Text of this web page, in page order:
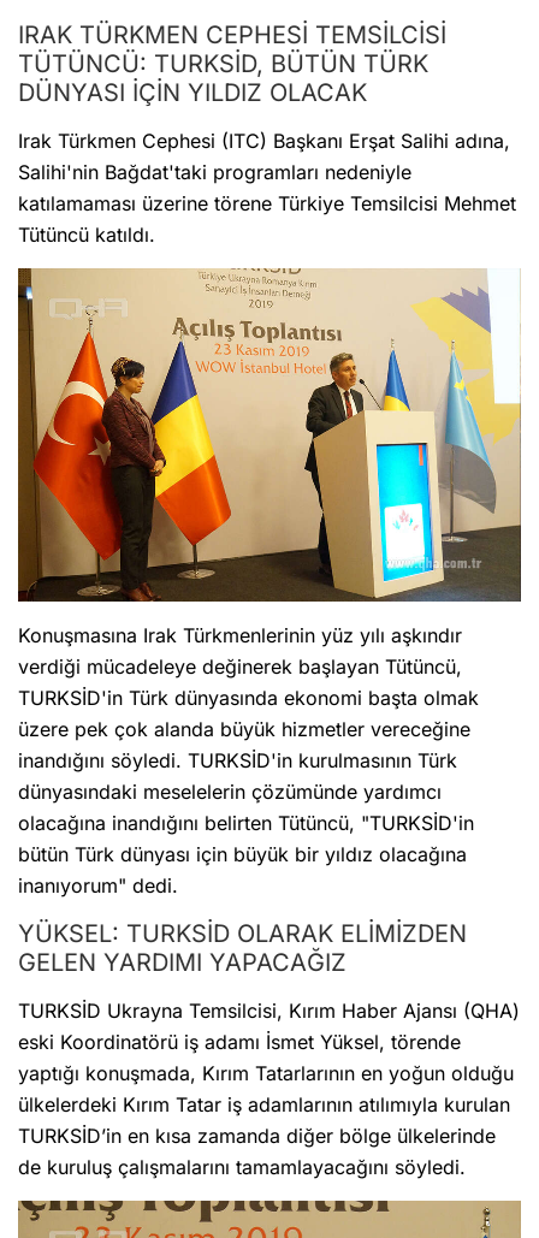
IRAK TÜRKMEN CEPHESİ TEMSİLCİSİ
TÜTÜNCÜ: TURKSİD, BÜTÜN TÜRK
DÜNYASI İÇİN YILDIZ OLACAK
Irak Türkmen Cephesi (ITC) Başkanı Erşat Salihi adına,
Salihi'nin Bağdat'taki programları nedeniyle
katılamaması üzerine törene Türkiye Temsilcisi Mehmet
Tütüncü katıldı.
Konuşmasına Irak Türkmenlerinin yüz yılı aşkındır
verdiği mücadeleye değinerek başlayan Tütüncü,
TURKSİD'in Türk dünyasında ekonomi başta olmak
üzere pek çok alanda büyük hizmetler vereceğine
inandığını söyledi. TURKSİD'in kurulmasının Türk
dünyasındaki meselelerin çözümünde yardımcı
olacağına inandığını belirten Tütüncü, "TURKSİD'in
bütün Türk dünyası için büyük bir yıldız olacağına
inanıyorum" dedi.
YÜKSEL: TURKSİD OLARAK ELİMİZDEN
GELEN YARDIMI YAPACAĞIZ
TURKSİD Ukrayna Temsilcisi, Kırım Haber Ajansı (QHA)
eski Koordinatörü iş adamı İsmet Yüksel, törende
yaptığı konuşmada, Kırım Tatarlarının en yoğun olduğu
ülkelerdeki Kırım Tatar iş adamlarının atılımıyla kurulan
TURKSİD’in en kısa zamanda diğer bölge ülkelerinde
de kuruluş çalışmalarını tamamlayacağını söyledi.